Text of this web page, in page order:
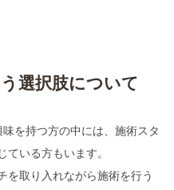
選択肢について
を持つ方の中には、施術スタ
いる方もいます。
を取り入れながら施術を行う